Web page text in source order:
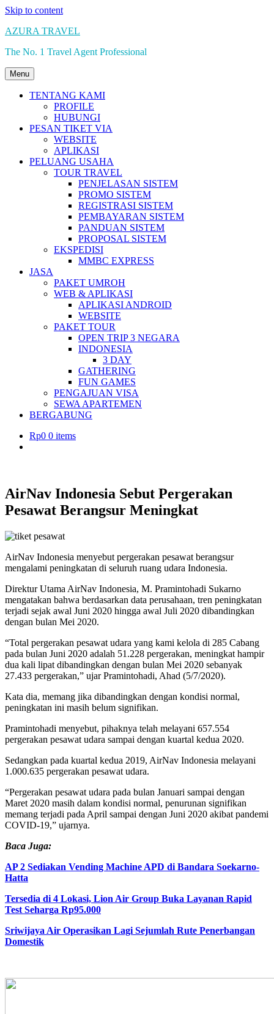
Skip to content
AZURA TRAVEL
The No. 1 Travel Agent Professional
Menu
TENTANG KAMI
PROFILE
HUBUNGI
PESAN TIKET VIA
WEBSITE
APLIKASI
PELUANG USAHA
TOUR TRAVEL
PENJELASAN SISTEM
PROMO SISTEM
REGISTRASI SISTEM
PEMBAYARAN SISTEM
PANDUAN SISTEM
PROPOSAL SISTEM
EKSPEDISI
MMBC EXPRESS
JASA
PAKET UMROH
WEB & APLIKASI
APLIKASI ANDROID
WEBSITE
PAKET TOUR
OPEN TRIP 3 NEGARA
INDONESIA
3 DAY
GATHERING
FUN GAMES
PENGAJUAN VISA
SEWA APARTEMEN
BERGABUNG
Rp0 0 items
AirNav Indonesia Sebut Pergerakan
Pesawat Berangsur Meningkat
AirNav Indonesia menyebut pergerakan pesawat berangsur
mengalami peningkatan di seluruh ruang udara Indonesia.
Direktur Utama AirNav Indonesia, M. Pramintohadi Sukarno
mengatakan bahwa berdasarkan data perusahaan, tren peningkatan
terjadi sejak awal Juni 2020 hingga awal Juli 2020 dibandingkan
dengan bulan Mei 2020.
“Total pergerakan pesawat udara yang kami kelola di 285 Cabang
pada bulan Juni 2020 adalah 51.228 pergerakan, meningkat hampir
dua kali lipat dibandingkan dengan bulan Mei 2020 sebanyak
27.433 pergerakan,” ujar Pramintohadi, Ahad (5/7/2020).
Kata dia, memang jika dibandingkan dengan kondisi normal,
peningkatan ini masih belum signifikan.
Pramintohadi menyebut, pihaknya telah melayani 657.554
pergerakan pesawat udara sampai dengan kuartal kedua 2020.
Sedangkan pada kuartal kedua 2019, AirNav Indonesia melayani
1.000.635 pergerakan pesawat udara.
“Pergerakan pesawat udara pada bulan Januari sampai dengan
Maret 2020 masih dalam kondisi normal, penurunan signifikan
memang terjadi pada April sampai dengan Juni 2020 akibat pandemi
COVID-19,” ujarnya.
Baca Juga:
AP 2 Sediakan Vending Machine APD di Bandara Soekarno-
Hatta
Tersedia di 4 Lokasi, Lion Air Group Buka Layanan Rapid
Test Seharga Rp95.000
Sriwijaya Air Operasikan Lagi Sejumlah Rute Penerbangan
Domestik